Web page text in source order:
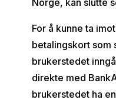
Norge, kan slutte
For å kunne ta
betalingskort som
brukerstedet
direkte med
brukerstedet ha